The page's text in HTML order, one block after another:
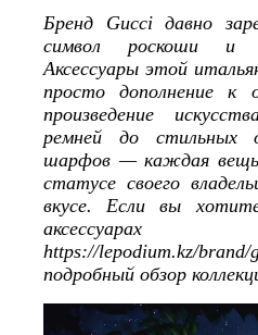
Бренд Gucci давно
символ роскоши и
Аксессуары этой
просто дополнение к
произведение
ремней до стильных
шарфов — каждая
статусе своего
вкусе. Если вы
https://lepodium.kz/
подробный обзор